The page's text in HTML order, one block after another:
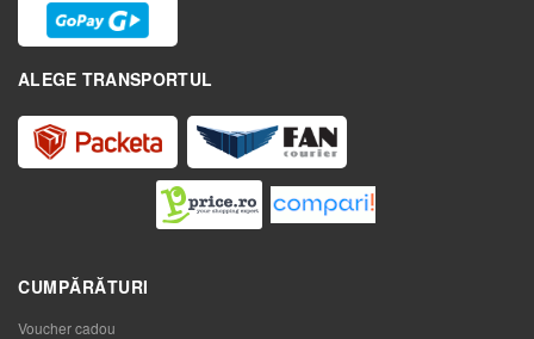
ALEGE TRANSPORTUL
CUMPĂRĂTURI
Voucher cadou